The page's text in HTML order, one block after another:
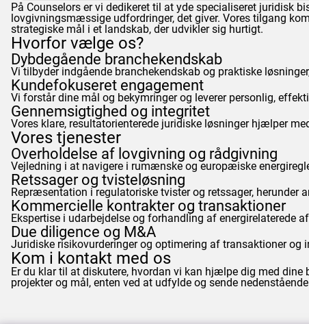
På Counselors er vi dedikeret til at yde specialiseret juridisk
lovgivningsmæssige udfordringer, det giver. Vores tilgang
strategiske mål i et landskab, der udvikler sig hurtigt.
Hvorfor vælge os?
Dybdegående branchekendskab
Vi tilbyder indgående branchekendskab og praktiske
Kundefokuseret engagement
Vi forstår dine mål og bekymringer og leverer personlig,
Gennemsigtighed og integritet
Vores klare, resultatorienterede juridiske løsninger hjælper
Vores tjenester
Overholdelse af lovgivning og rådgivning
Vejledning i at navigere i rumænske og europæiske
Retssager og tvisteløsning
Repræsentation i regulatoriske tvister og retssager,
Kommercielle kontrakter og transaktioner
Ekspertise i udarbejdelse og forhandling af energirelaterede
Due diligence og M&A
Juridiske risikovurderinger og optimering af transaktioner og
Kom i kontakt med os
Er du klar til at diskutere, hvordan vi kan hjælpe dig med
projekter og mål, enten ved at udfylde og sende